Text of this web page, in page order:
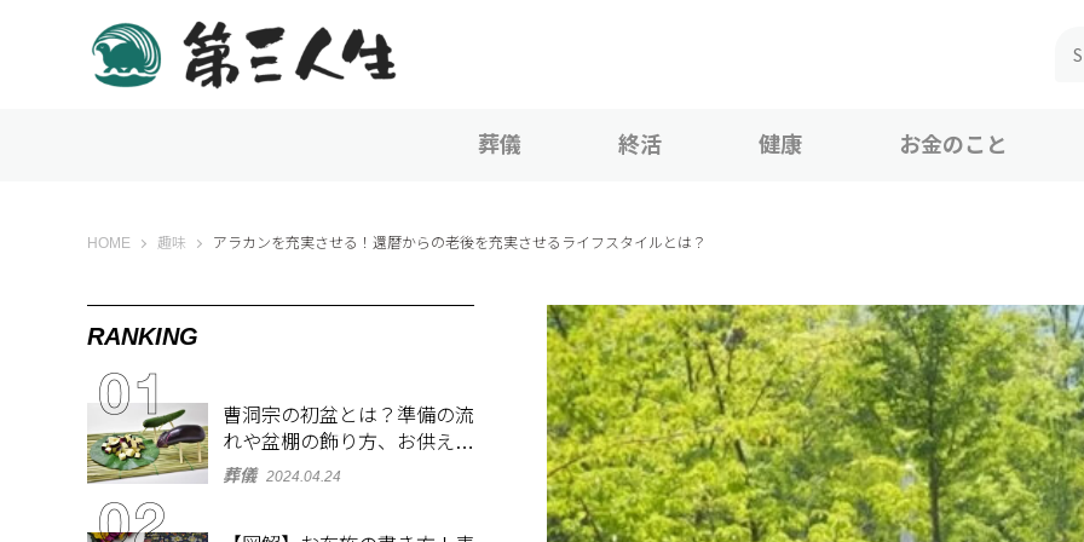
葬儀 終活 健康 お金のこと
HOME 第三人生 〜寄り道の歩き方〜
趣味 アラカンを充実させる！還暦からの老後を充実させるライフスタイルとは？
RANKING
曹洞宗の初盆とは？準備の流
れや盆棚の飾り方、お供え物
を解説
葬儀 2024.04.24